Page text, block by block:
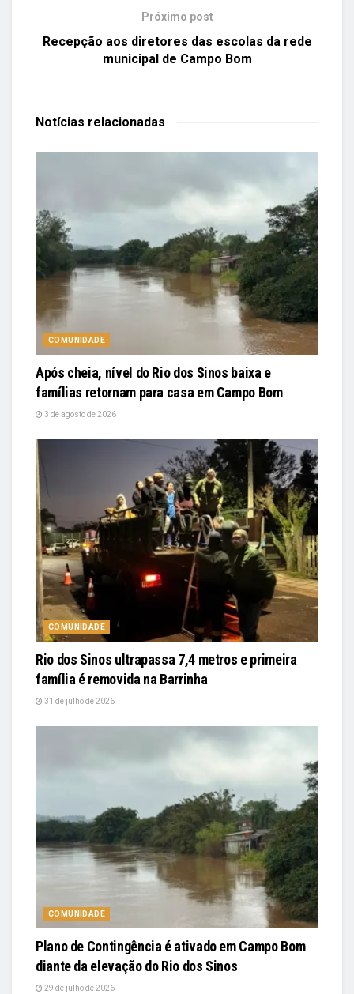
Próximo post
Recepção aos diretores das escolas da rede
municipal de Campo Bom
Notícias relacionadas
COMUNIDADE
Após cheia, nível do Rio dos Sinos baixa e
famílias retornam para casa em Campo Bom
3 de agosto de 2026
COMUNIDADE
Rio dos Sinos ultrapassa 7,4 metros e primeira
família é removida na Barrinha
31 de julho de 2026
COMUNIDADE
Plano de Contingência é ativado em Campo Bom
diante da elevação do Rio dos Sinos
29 de julho de 2026